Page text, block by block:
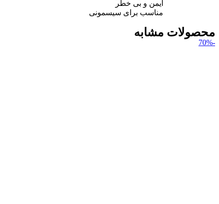
ایمن و بی خطر
مناسب برای سیسمونی
محصولات مشابه
-70%